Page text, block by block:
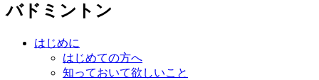
バドミントン
はじめに
はじめての方へ
知っておいて欲しいこと